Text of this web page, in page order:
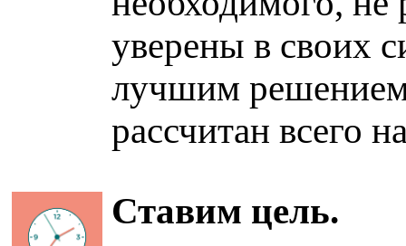
уверены в своих
лучшим
рассчитан всего
Ставим цель.